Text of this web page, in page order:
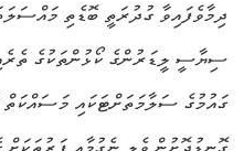
ދިމާވެފައިވާ ގުދުރަތީ ބޮޑެތި
ސިޔާސީ ލީޑަރުންގެ ކޯޅުންތަކުގެ
ގައުމުގެ ސަލާމަތަށްޓަކައި މަސައްކަތް